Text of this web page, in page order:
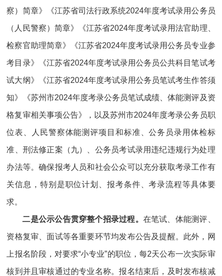
察）简章》《江苏省司法行政系统2024年度考试录用公务员
（人民警察）简章》《江苏省2024年度考试录用法官助理、
检察官助理简章》《江苏省2024年度考试录用公务员专业参
考目录》《江苏省2024年度考试录用公务员公共科目笔试考
试大纲》《江苏省2024年度考试录用公务员笔试考生作答须
知》《苏州市2024年度考录公务员笔试成绩、体能测评及资
格复审相关事项公告》，以及苏州市2024年度考录公务员职
位表、人民警察体能测评项目和标准、公务员录用体检标
准、刑法修正案（九）、公务员考试录用违纪违规行为处理
办法等。确保报考人员和社会公众可以充分获取考录工作有
关信息，特别是职位计划、报考条件、考录流程等具体要
求。
二是公示公告贯穿整个招录过程。 在笔试、体能测评、
资格复审、面试等各重要环节均发布公告及提醒。此外，网
上报名阶段，对要求“小专业”的职位，每2天公布一次实际审
核到并且审核通过的专业名称。报名结束后，及时发布核减